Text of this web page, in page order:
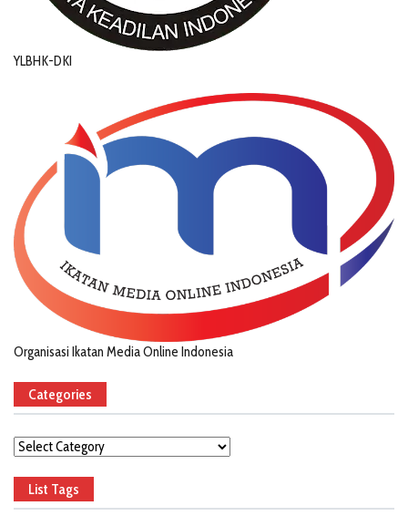
YLBHK-DKI
Organisasi Ikatan Media Online Indonesia
Categories
Categories
List Tags